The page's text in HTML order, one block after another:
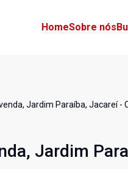
HomeSobre nós
Jardim Paraíba, Jacareí -
Jardim